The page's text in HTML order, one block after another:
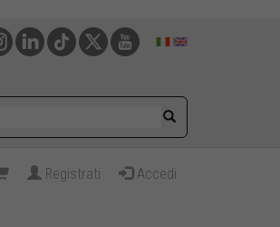
Registrati Accedi